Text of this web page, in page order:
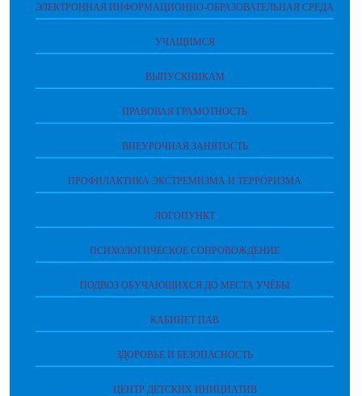
ЭЛЕКТРОННАЯ ИНФОРМАЦИОННО-ОБРАЗОВАТЕЛЬНАЯ СРЕДА
УЧАЩИМСЯ
ВЫПУСКНИКАМ
ПРАВОВАЯ ГРАМОТНОСТЬ
ВНЕУРОЧНАЯ ЗАНЯТОСТЬ
ПРОФИЛАКТИКА ЭКСТРЕМИЗМА И ТЕРРОРИЗМА
ЛОГОПУНКТ
ПСИХОЛОГИЧЕСКОЕ СОПРОВОЖДЕНИЕ
ПОДВОЗ ОБУЧАЮЩИХСЯ ДО МЕСТА УЧЁБЫ
КАБИНЕТ ПАВ
ЗДОРОВЬЕ И БЕЗОПАСНОСТЬ
ЦЕНТР ДЕТСКИХ ИНИЦИАТИВ